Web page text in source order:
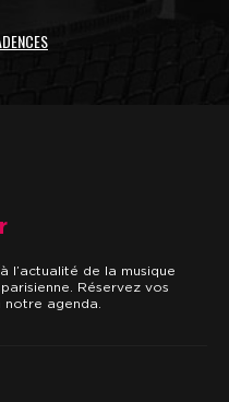
l’actualité de la musique
Réservez vos
agenda.